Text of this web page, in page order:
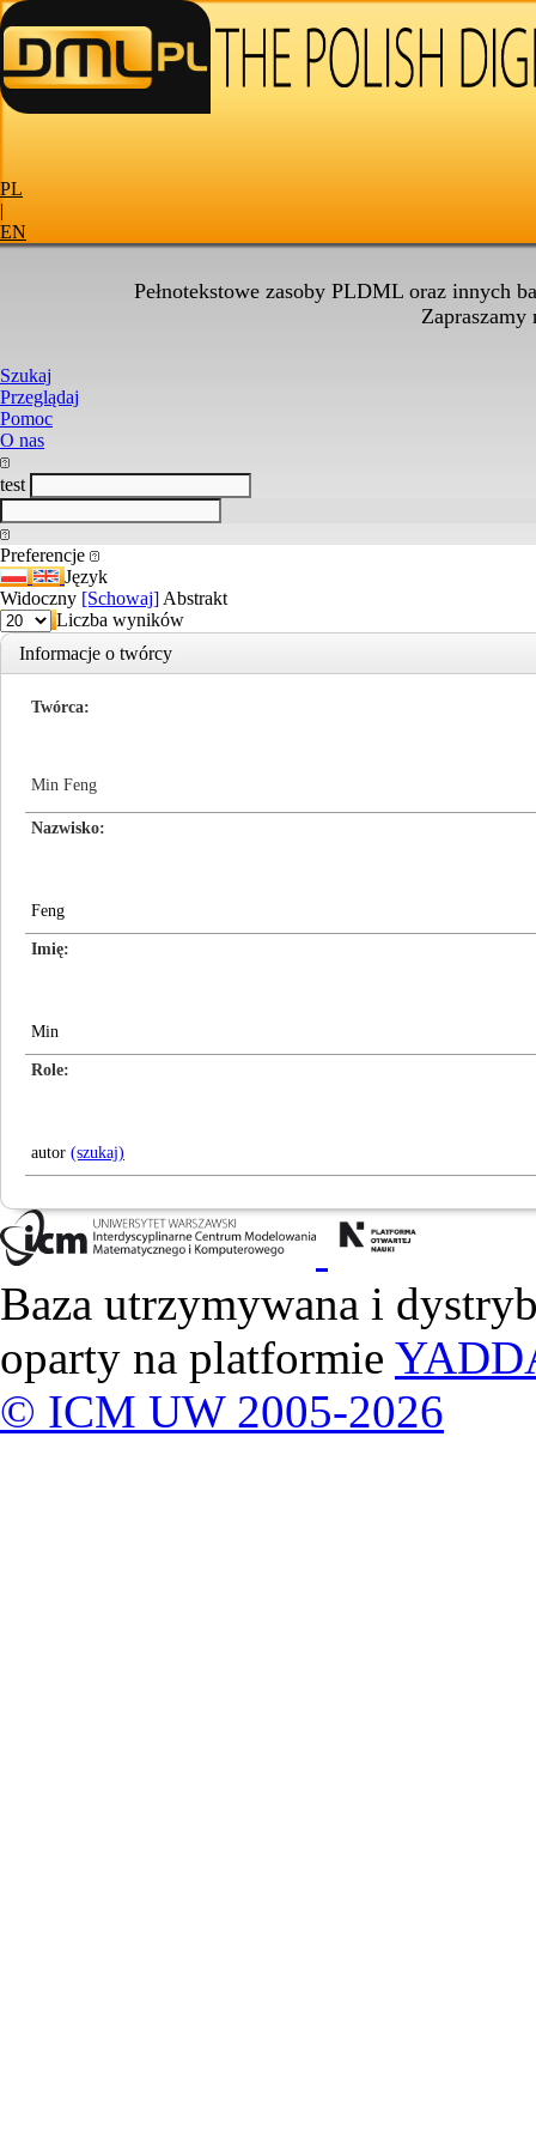
PL
|
EN
Pełnotekstowe zasoby PLDML oraz innych
Zapraszamy
Szukaj
Przeglądaj
Pomoc
O nas
test
Preferencje
Język
Widoczny [Schowaj] Abstrakt
Liczba wyników
Informacje o twórcy
Twórca
Min Feng
Nazwisko
Feng
Imię
Min
Role
autor (szukaj)
Baza utrzymywana i
oparty na platformie
© ICM UW 2005-2026